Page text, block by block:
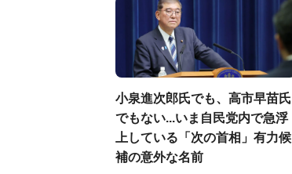
小泉進次郎氏でも、高市早苗氏
でもない...いま自民党内で急浮
上している「次の首相」有力候
補の意外な名前